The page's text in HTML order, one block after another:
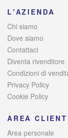
L'AZIENDA
Chi siamo
Dove siamo
Contattaci
Diventa rivenditore
Condizioni di
Privacy Policy
Cookie Policy
AREA
Area personale